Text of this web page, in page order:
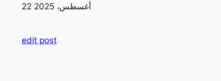
22 أغسطس، 2025
edit post